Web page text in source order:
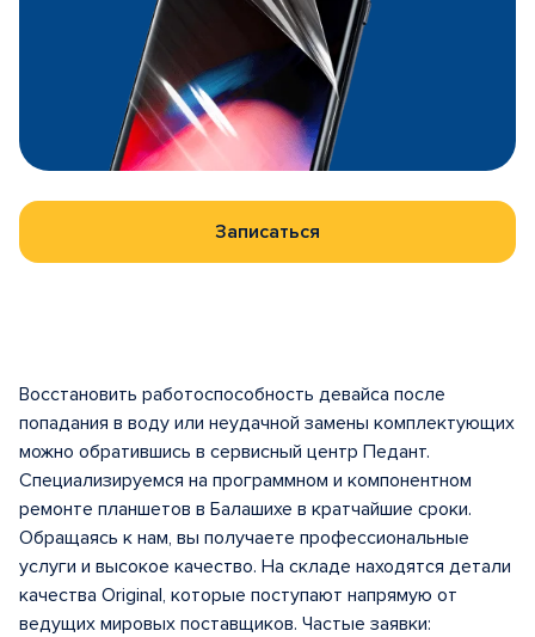
Записаться
Восстановить работоспособность девайса после
попадания в воду или неудачной замены комплектующих
можно обратившись в сервисный центр Педант.
Специализируемся на программном и компонентном
ремонте планшетов в Балашихе в кратчайшие сроки.
Обращаясь к нам, вы получаете профессиональные
услуги и высокое качество. На складе находятся детали
качества Original, которые поступают напрямую от
ведущих мировых поставщиков. Частые заявки: